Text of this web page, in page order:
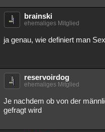
brainski
ehemaliges Mitglied
ja genau, wie definiert man
reservoirdog
ehemaliges Mitglied
Je nachdem ob von der
gefragt wird